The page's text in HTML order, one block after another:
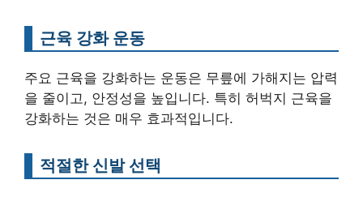
근육 강화 운동
주요 근육을 강화하는 운동은 무릎에 가해지는 압력
을 줄이고, 안정성을 높입니다. 특히 허벅지 근육을
강화하는 것은 매우 효과적입니다.
적절한 신발 선택